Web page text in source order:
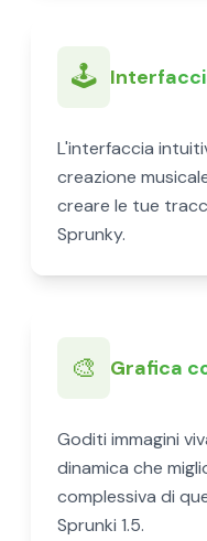
🕹️
L'interfaccia
creazione
creare le tue
Sprunky.
🎨 Grafica
Goditi immagini
dinamica che
complessiva di
Sprunki 1.5.